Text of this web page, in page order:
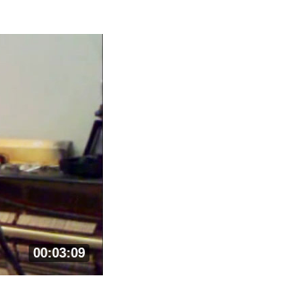
00:03:09